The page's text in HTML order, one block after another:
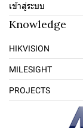
เข้าสู่ระบบ
Knowledge
HIKVISION
MILESIGHT
PROJECTS